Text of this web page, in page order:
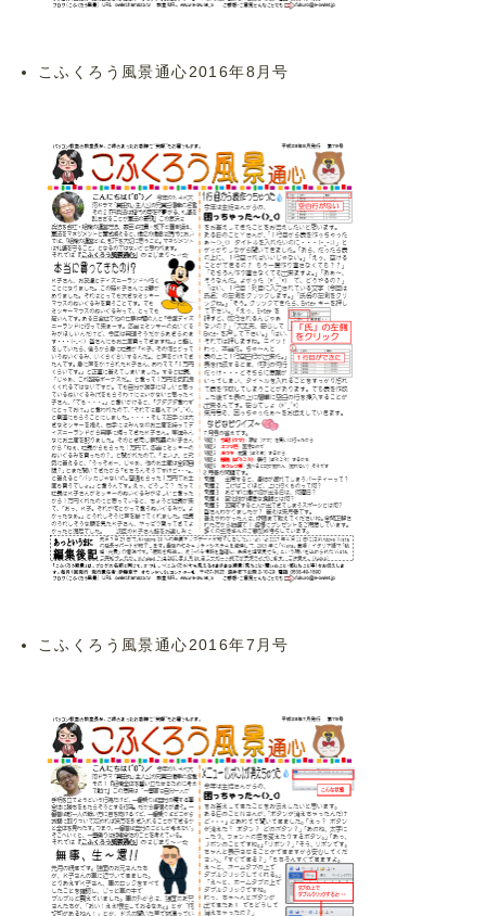
こふくろう風景通心2016年8月号
こふくろう風景通心2016年7月号